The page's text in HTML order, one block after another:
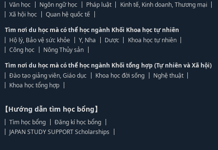
Văn học
Ngôn ngữ học Pháp luật
Kinh tế, Kinh doanh, Thương mại
Xã hội học
Quan hệ quốc tế
Tìm nơi du học mà có thể học ngành Khối Khoa học tự nhiên
Hộ lý, Bảo vệ sức khỏe
Y, Nha Dược
Khoa học tự nhiên
Công học
Nông Thủy sản
Tìm nơi du học mà có thể học ngành Khối tổng hợp (Tự nhiên và Xã hội)
Đào tạo giảng viên, Giáo dục
Khoa học đời sống
Nghệ thuật
Khoa học tổng hợp
【Hướng dẫn tìm học bổng】
Tìm học bổng
Đăng kí học bổng
JAPAN STUDY SUPPORT Scholarships